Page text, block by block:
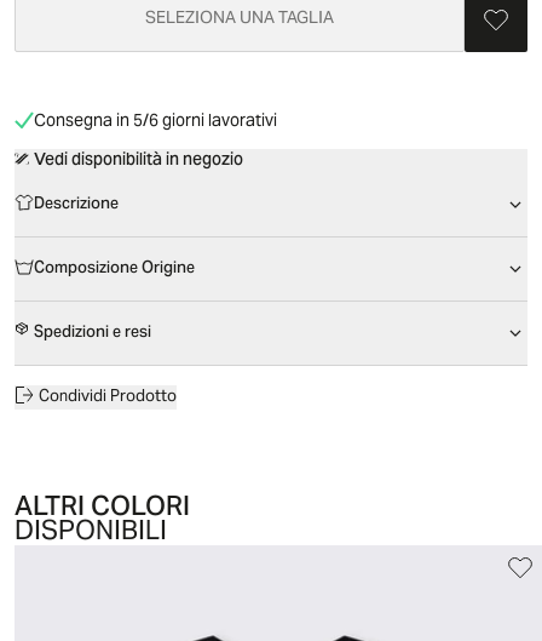
SELEZIONA UNA TAGLIA
Consegna in 5/6 giorni lavorativi
Vedi disponibilità in negozio
Descrizione
Composizione Origine
Spedizioni e resi
Condividi Prodotto
ALTRI COLORI
DISPONIBILI